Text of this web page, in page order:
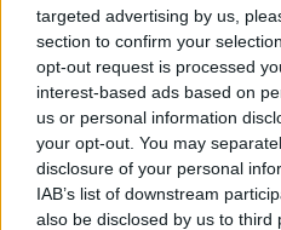
targeted advertising by us,
section to confirm your
opt-out request is processed
interest-based ads based on
us or personal information
your opt-out. You may
disclosure of your personal
IAB’s list of downstream
also be disclosed by us to third
Simona Botturi
Simona Cecilia, 22
musica e della
redenzione con una
colore rosa.